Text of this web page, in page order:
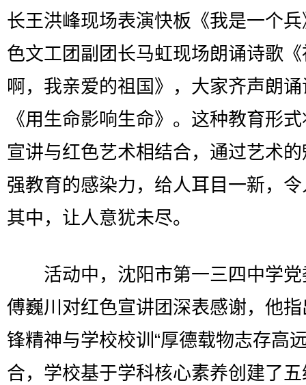
长王洪峰现场表演快板《我是一个
色文工团副团长马虹现场朗诵诗歌
啊，我亲爱的祖国》，大家齐声朗
《用生命影响生命》。这种教育形
宣讲与红色艺术相结合，通过艺术
强教育的感染力，给人耳目一新，
其中，让人意犹未尽。
活动中，沈阳市第一三四中学党
傅巍川对红色宣讲团深表感谢，他
锋精神与学校校训“厚德载物志存高
合，学校基于学科核心素养创建了